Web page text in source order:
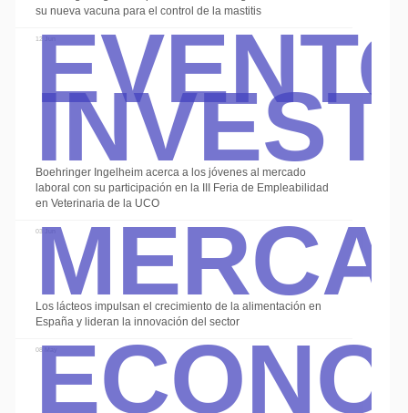
su nueva vacuna para el control de la mastitis
12 Jun
Boehringer Ingelheim acerca a los jóvenes al mercado
laboral con su participación en la III Feria de Empleabilidad
en Veterinaria de la UCO
03 Jun
Los lácteos impulsan el crecimiento de la alimentación en
España y lideran la innovación del sector
08 May